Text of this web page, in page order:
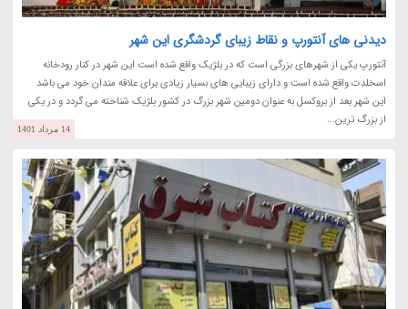
دیدنی های آنتورپ و نقاط زیبای گردشگری این شهر
آنتورپ یکی از شهرهای بزرگی است که در بلژیک واقع شده است این شهر در کنار رودخانه
اسخلدت واقع شده است و دارای زیبایی های بسیار زیادی برای علاقه مندان خود می باشد
این شهر بعد از بروکسل به عنوان دومین شهر بزرگ در کشور بلژیک شناخته می گردد و در یکی
از بزرگ ترین...
14 مرداد 1401